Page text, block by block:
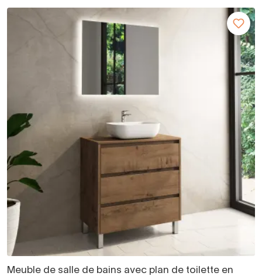
Meuble de salle de bains avec plan de toilette en